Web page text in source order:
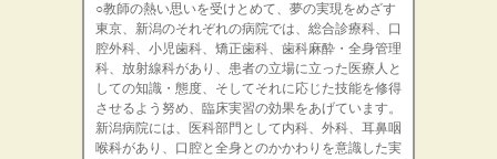
○教師の熱い思いを受けとめて、夢の実現をめざす
東京、新潟のそれぞれの病院では、総合診療科、口
腔外科、小児歯科、矯正歯科、歯科麻酔・全身管理
科、放射線科があり、患者の立場に立った医療人と
しての知識・態度、そしてそれに応じた技能を修得
させるよう努め、臨床実習の効果をあげています。
新潟病院には、医科部門として内科、外科、耳鼻咽
喉科があり、口腔と全身とのかかわりを意識した実